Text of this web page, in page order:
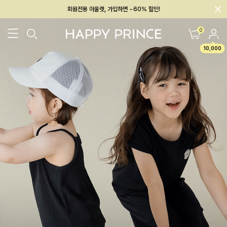
멤버십 최대 28,000원 혜택
0
10,000
26SS 신상 BEST BABY[6~12M] 아우터/상의 하의/레깅스